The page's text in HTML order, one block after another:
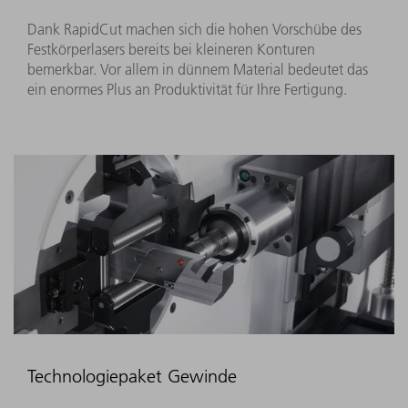
Dank RapidCut machen sich die hohen Vorschübe des
Festkörperlasers bereits bei kleineren Konturen
bemerkbar. Vor allem in dünnem Material bedeutet das
ein enormes Plus an Produktivität für Ihre Fertigung.
Technologiepaket Gewinde